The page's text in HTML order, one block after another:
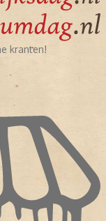
kranten!